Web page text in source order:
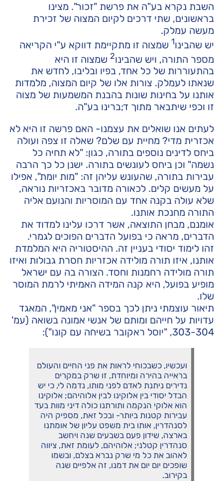
השבת נקרא בע"ה את פרשת "זכור". מצינו
בראשונים, שתי דרכים לקיום המצוה של זכירת
מעשה עמלק.
יש שהבינו1 שמצוה זו מתקיימת דווקא ע"י הקריאה
מספר התורה, ויש שהבינו2שמצוה זו היא
בהתעוררות של כל אחד, בפיו ובליבו, לחדש את
שנאתו לעמלק. צורות אלו של קיום המצוה, מלמדות
אותנו על בחינות שונות בהבנת המשמעות של מצוה
זו וכפי שיתבאר מתוך ד;ברינו בע"ה.
לעתים אנו שואלים את עצמנו- האם פרשה זו היא לא
אכזרית מדי? מחיית עם שלם? שאלה זו צפה ועולה
ביחס לדינים נוספים בתורה, כגון: "לא תחיה כל
נשמה" וכן ביחס לעונשים בתורה. ישנן כל כך הרבה
עבירות בתורה, שהעונש עליהן זה: "מות יומת", אפילו
על מעשים קלים. לכאורה מדובר באכזריות נוראה,
שלא עולה בקנה אחד עם המוסריות והנועם אליה
התורה מחנכת אותנו.
אומנם, מבחן התוצאה, אשר דרכו עלינו למדוד את
הדברים, מראה כי בפועל הדברים הפוכים לגמרי.
זהו לימוד יסודי בעניין זה. ההיסטוריה היא המלמדת
אותנו, איזו תורה מולידה אכזריות חסרת גבולות ואיזו
תורה מולידה רחמנות וחסד. הצורה בה עם ישראל
מופיע בפועל, היא קנה המידה האמיתי לרמת המוסר
שלו.
תיאור עוצמתי ניתן לכך בספר "אני מאמין", המאגד
עדויות על חייהם ומותם של אנשי אמונה בשואה (עמ'
303-304, "יוסל ראקובר בשיחה עם קונו"):
ועכשיו, כשבכוחי לראות את פני החיים והעולם
בראייה בהירה ומיוחדת, זו שרק במקרים
נדירים ניתנת לאדם לפני מותו, נדמה לי, כי יש
הבדל יסודי בין אלוקינו לבין אלוהיהם; אלוקינו
הוא אלוקי הנקמה ותורתנו כולה דיני מוות בעד
עבירות קטנות ביותר- ובכל זאת, מספיק היה
לסנהדרין, אותו בית משפט עליון של אומתנו
בארצה, שידון פעם בשבעים שנה ויחשב
סנהדרין קטלני; אלוהיהם, לעומת זאת, ציווה
לאהוב את כל מי שרק נברא בצלם, ובשמו
שופכים יום יום את דמנו, זה אלפיים שנה
בקירוב.